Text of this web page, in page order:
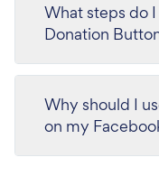
What steps do
Donation
Why should I
on my